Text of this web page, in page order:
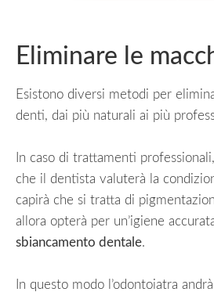
Eliminare le
Esistono diversi metodi per
denti, dai più naturali ai più
In caso di trattamenti
che il dentista valuterà la
capirà che si tratta di
allora opterà per un’igiene
sbiancamento dentale.
In questo modo l’odontoiatra